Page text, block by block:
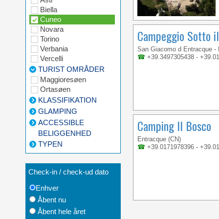
Biella
Cuneo
Novara
Torino
Verbania
Vercelli
TURIST OMRÅDER
Maggioresøen
Ortasøen
KLASSIFIKATION
GLAMPING
ACCESSIBLE
BELIGGENHED
TYPEN
Check-in / check-ud dato
Enhver
Åbent nu
Åbent hele året
Campeggio Sotto
San Giacomo d Entracque -
☎ +39.3497305438 -
Camping Il Bosco
Entracque (CN)
☎ +39.0171978396 -